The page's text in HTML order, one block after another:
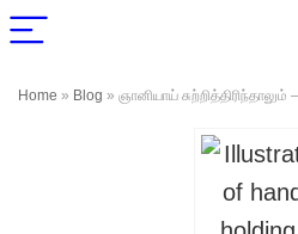
Home » Blog » ஞானியாய்